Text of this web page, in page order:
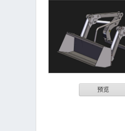
预览